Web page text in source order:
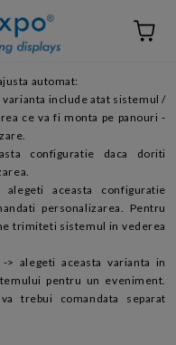
automat:
varianta include atat sistemul /
ce va fi monta pe panouri -
configuratie daca doriti
alegeti aceasta configuratie
personalizarea. Pentru
trimiteti sistemul in vederea
-> alegeti aceasta varianta in
pentru un eveniment.
trebui comandata separat